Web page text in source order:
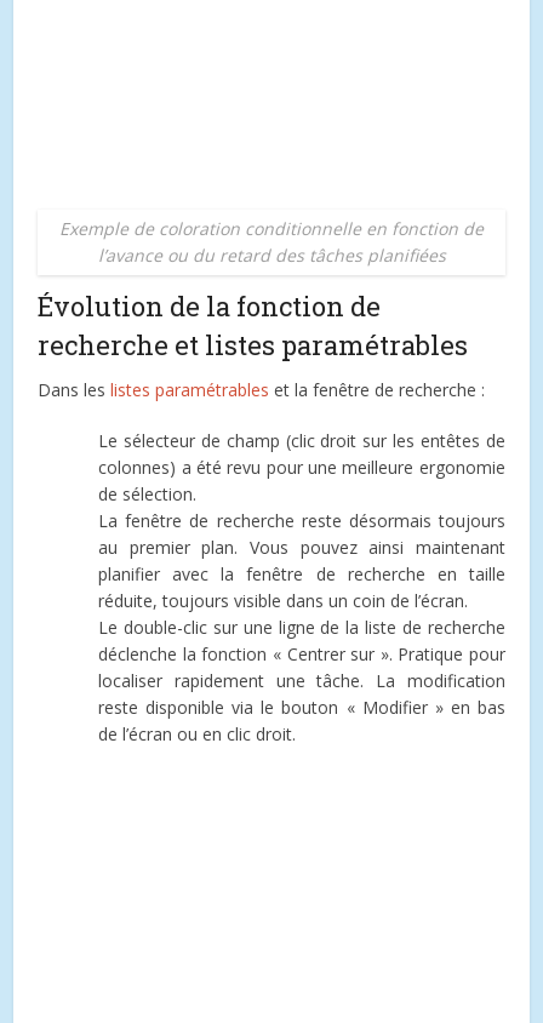
Exemple de coloration conditionnelle en fonction de
l’avance ou du retard des tâches planifiées
Évolution de la fonction de
recherche et listes paramétrables
Dans leslistes paramétrables et la fenêtre de recherche :
Le sélecteur de champ (clic droit sur les entêtes de
colonnes) a été revu pour une meilleure ergonomie
de sélection.
La fenêtre de recherche reste désormais toujours
au premier plan. Vous pouvez ainsi maintenant
planifier avec la fenêtre de recherche en taille
réduite, toujours visible dans un coin de l’écran.
Le double-clic sur une ligne de la liste de recherche
déclenche la fonction « Centrer sur ». Pratique pour
localiser rapidement une tâche. La modification
reste disponible via le bouton « Modifier » en bas
de l’écran ou en clic droit.